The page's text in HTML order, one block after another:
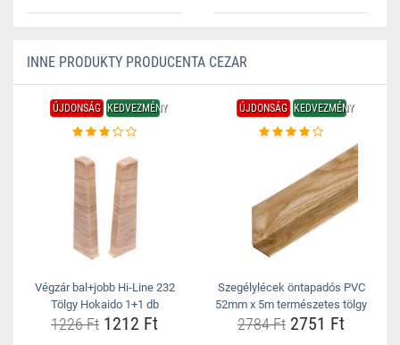
INNE PRODUKTY PRODUCENTA CEZAR
ÚJDONSÁG KEDVEZMÉNY
Végzár bal+jobb Hi-Line 232
Tölgy Hokaido 1+1 db
1226 Ft 1212 Ft
ÚJDONSÁG KEDVEZMÉNY
Szegélylécek öntapadós PVC
52mm x 5m természetes tölgy
2784 Ft 2751 Ft